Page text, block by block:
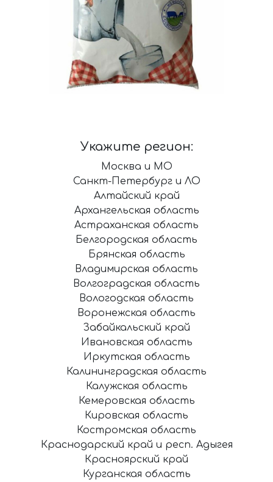
Укажите регион:
Москва и МО
Санкт-Петербург и ЛО
Алтайский край
Архангельская область
Астраханская область
Белгородская область
Брянская область
Владимирская область
Волгоградская область
Вологодская область
Воронежская область
Забайкальский край
Ивановская область
Иркутская область
Калининградская область
Калужская область
Кемеровская область
Кировская область
Костромская область
Краснодарский край и респ. Адыгея
Красноярский край
Курганская область